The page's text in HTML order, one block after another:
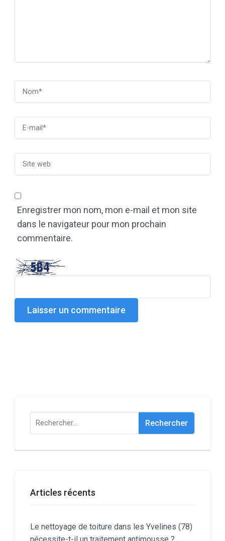
Enregistrer mon nom, mon e-mail et mon site
dans le navigateur pour mon prochain
commentaire.
Rechercher :
Articles récents
Le nettoyage de toiture dans les Yvelines (78)